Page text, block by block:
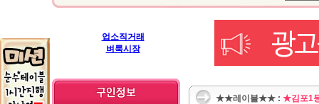
업소직거래
벼룩시장
★★레이블★★ : ★김포1